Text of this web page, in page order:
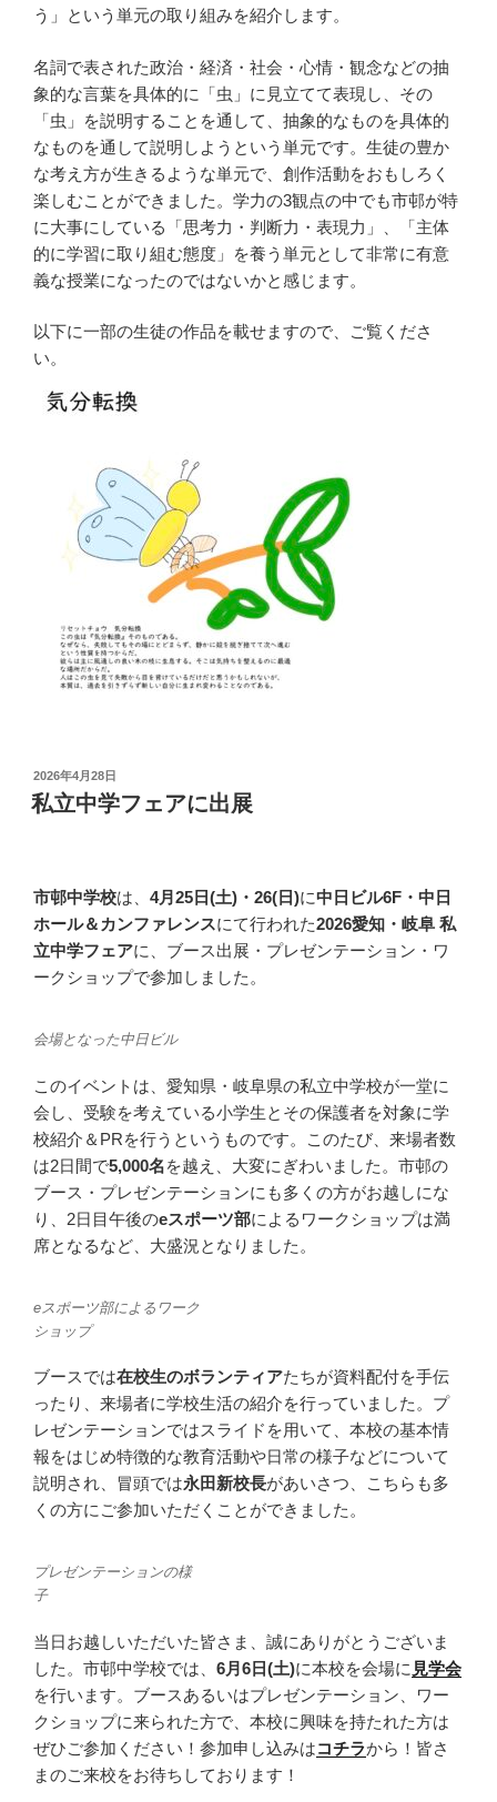
う」という単元の取り組みを紹介します。
名詞で表された政治・経済・社会・心情・観念などの抽
象的な言葉を具体的に「虫」に見立てて表現し、その
「虫」を説明することを通して、抽象的なものを具体的
なものを通して説明しようという単元です。生徒の豊か
な考え方が生きるような単元で、創作活動をおもしろく
楽しむことができました。学力の3観点の中でも市邨が特
に大事にしている「思考力・判断力・表現力」、「主体
的に学習に取り組む態度」を養う単元として非常に有意
義な授業になったのではないかと感じます。
以下に一部の生徒の作品を載せますので、ご覧くださ
い。
投
稿
日:
2026年4月28日
私立中学フェアに出展
市邨中学校は、 4月25日(土)・26(日)に中日ビル6F・中日
ホール＆カンファレンスにて行われた2026愛知・岐阜 私
立中学フェアに、ブース出展・プレゼンテーション・ワ
ークショップで参加しました。
会場となった中日ビル
このイベントは、愛知県・岐阜県の私立中学校が一堂に
会し、受験を考えている小学生とその保護者を対象に学
校紹介＆PRを行うというものです。このたび、来場者数
は2日間で5,000名を越え、大変にぎわいました。市邨の
ブース・プレゼンテーションにも多くの方がお越しにな
り、2日目午後のeスポーツ部によるワークショップは満
席となるなど、大盛況となりました。
eスポーツ部によるワーク
ショップ
ブースでは在校生のボランティアたちが資料配付を手伝
ったり、来場者に学校生活の紹介を行っていました。プ
レゼンテーションではスライドを用いて、本校の基本情
報をはじめ特徴的な教育活動や日常の様子などについて
説明され、冒頭では永田新校長があいさつ、こちらも多
くの方にご参加いただくことができました。
プレゼンテーションの様
子
当日お越しいただいた皆さま、誠にありがとうございま
した。市邨中学校では、 6月6日(土)に本校を会場に 見学会
を行います。ブースあるいはプレゼンテーション、ワー
クショップに来られた方で、本校に興味を持たれた方は
ぜひご参加ください！参加申し込みはコチラから！皆さ
まのご来校をお待ちしております！